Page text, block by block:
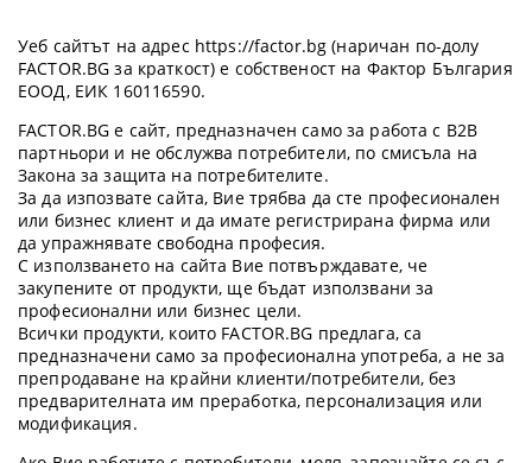
Уеб сайтът на адрес https://factor.bg (наричан по-долу
FACTOR.BG за краткост) е собственост на Фактор България
ЕООД, ЕИК 160116590.
FACTOR.BG е сайт, предназначен само за работа с B2B
партньори и не обслужва потребители, по смисъла на
Закона за защита на потребителите.
За да изпозвате сайта, Вие трябва да сте професионален
или бизнес клиент и да имате регистрирана фирма или
да упражнявате свободна професия.
С използването на сайта Вие потвърждавате, че
закупените от продукти, ще бъдат използвани за
професионални или бизнес цели.
Всички продукти, които FACTOR.BG предлага, са
предназначени само за професионална употреба, а не за
препродаване на крайни клиенти/потребители, без
предварителната им преработка, персонализация или
модификация.